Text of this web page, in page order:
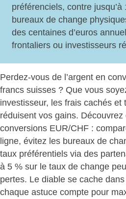
préférenciels, contre
bureaux de change
des centaines d’euros
frontaliers ou investisseurs
Perdez-vous de l’argent en
francs suisses ? Que vous
investisseur, les frais cachés et
réduisent vos gains. Découvrez
conversions EUR/CHF :
ligne, évitez les bureaux de
taux préférentiels via des
à 5 % sur le taux de change
pertes. Le diable se cache
chaque astuce compte pour